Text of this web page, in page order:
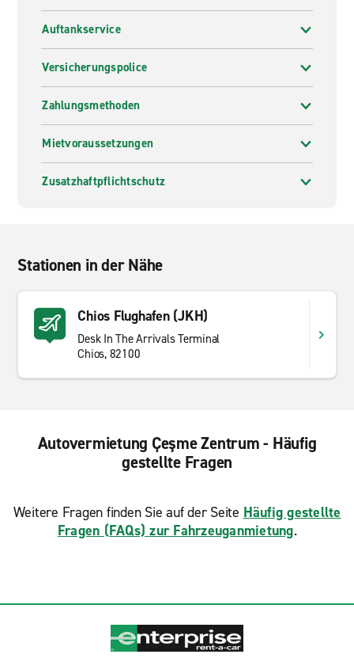
Auftankservice
Versicherungspolice
Zahlungsmethoden
Mietvoraussetzungen
Zusatzhaftpflichtschutz
Stationen in der Nähe
Chios Flughafen (JKH)
Desk In The Arrivals Terminal
Chios, 82100
Autovermietung Çeşme Zentrum - Häufig
gestellte Fragen
Weitere Fragen finden Sie auf der Seite Häufig gestellte
Fragen (FAQs) zur Fahrzeuganmietung.